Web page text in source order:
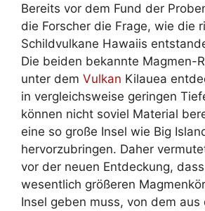
Bereits vor dem Fund der
die Forscher die Frage, wie die
Schildvulkane Hawaiis
Die beiden bekannte Magmen-
unter dem Vulkan Kilauea
in vergleichsweise geringen
können nicht soviel Material
eine so große Insel wie Big
hervorzubringen. Daher
vor der neuen Entdeckung,
wesentlich größeren
Insel geben muss, von dem aus